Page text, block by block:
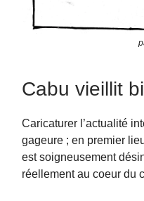
Cabu vieillit
Caricaturer l’actualité
gageure ; en premier
est soigneusement
réellement au coeur du